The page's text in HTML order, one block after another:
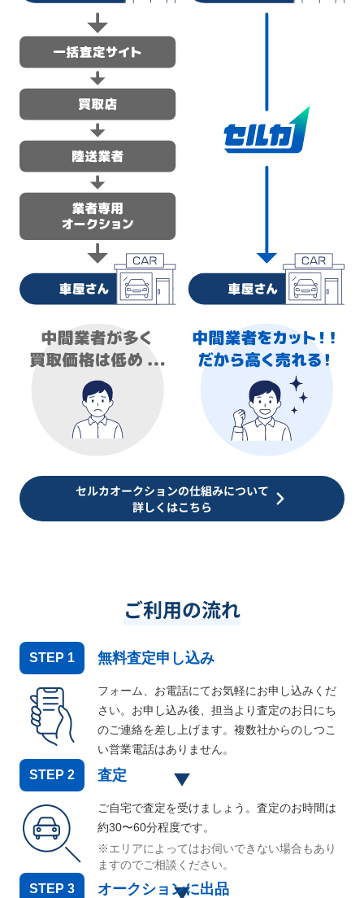
セルカオークションの仕組みについて
詳しくはこちら
ご利用の流れ
STEP 1 無料査定申し込み
フォーム、お電話にてお気軽にお申し込みくだ
さい。お申し込み後、担当より査定のお日にち
のご連絡を差し上げます。複数社からのしつこ
い営業電話はありません。
STEP 2 査定
ご自宅で査定を受けましょう。査定のお時間は
約30〜60分程度です。
※エリアによってはお伺いできない場合もあり
ますのでご相談ください。
STEP 3 オークションに出品